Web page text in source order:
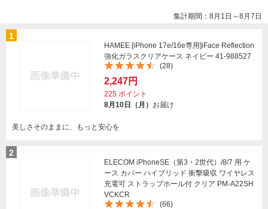
集計期間：8月1日～8月7日
1
HAMEE [iPhone 17e/16e専用]iFace Reflection
強化ガラスクリアケース ネイビー 41-988527
(28)
2,247円
225 ポイント
8月10日（月） お届け
美しさそのままに、もっと安心を
2
ELECOM iPhoneSE（第3・2世代）/8/7 用 ケ
ース カバー ハイブリッド 衝撃吸収 ワイヤレス
充電可 ストラップホール付 クリア PM-A22SH
VCKCR
(66)